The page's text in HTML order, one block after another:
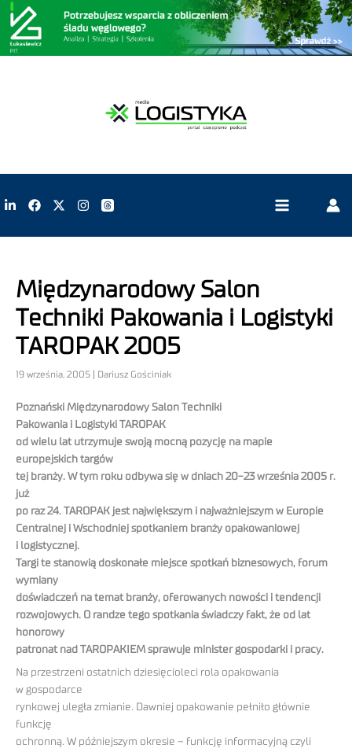
Międzynarodowy Salon
Techniki Pakowania i Logistyki
TAROPAK 2005
19 września, 2005 | Dariusz Gościniak
Poznański Międzynarodowy Salon Techniki
Pakowania i Logistyki TAROPAK
od wielu lat utrzymuje swoją mocną pozycję na mapie
europejskich targów
tej branży. W tym roku odbywa się w dniach 20-23 września 2005 r.
już
po raz 24. TAROPAK jest największym i najważniejszym w Europie
Centralnej i Wschodniej spotkaniem branży opakowaniowej
i logistycznej.
Targi te stanowią doskonałe miejsce spotkań biznesowych, forum
wymiany
doświadczeń na temat branży, oferowanych nowości i tendencji
rozwojowych. O randze tego spotkania świadczy fakt, że od lat
honorowy
patronat nad TAROPAKIEM sprawuje minister gospodarki i pracy.
Na przestrzeni ostatnich dziesięcioleci rola opakowania
w gospodarce
rynkowej uległa zmianie. Dawniej opakowanie pełniło głównie
funkcję
ochronną. W późniejszym okresie – funkcję informacyjną czyli